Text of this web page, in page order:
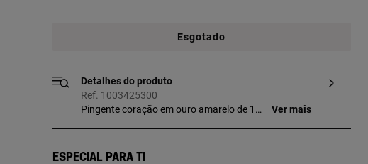
Esgotado
Detalhes do produto
Ref. 1003425300
Pingente coração em ouro amarelo de 18
produção: Fundição.
Ver mais
Especial para ti